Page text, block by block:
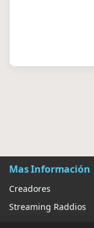
Mas Información
Creadores
Streaming Raddios